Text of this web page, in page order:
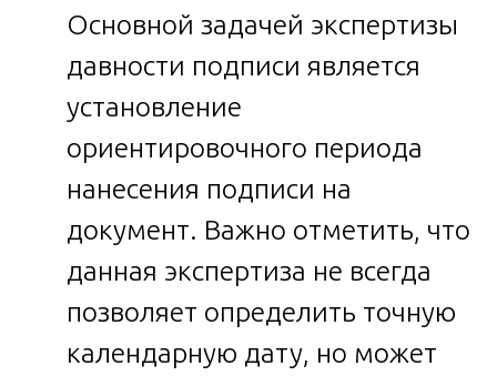
Основной задачей экспертизы
давности подписи является
установление
ориентировочного периода
нанесения подписи на
документ. Важно отметить, что
данная экспертиза не всегда
позволяет определить точную
календарную дату, но может